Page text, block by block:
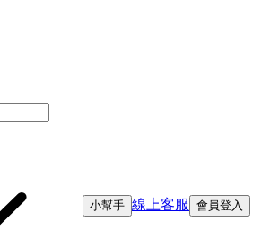
小幫手 線上客服 會員登入